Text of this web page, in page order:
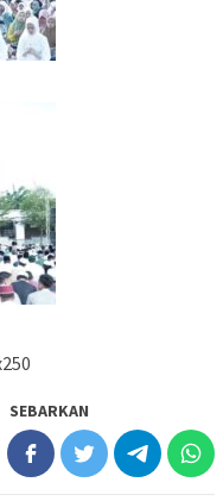
SEBARKAN